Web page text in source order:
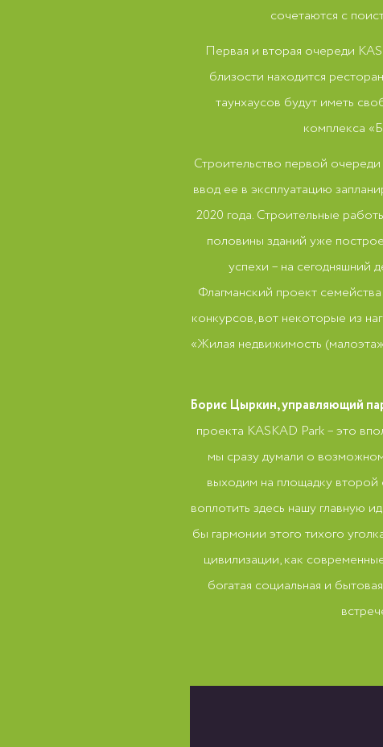
сочетаются с
Первая и вторая очереди
близости находится
таунхаусов будут иметь
комплекса
Строительство первой
ввод ее в эксплуатацию
2020 года. Строительные
половины зданий уже
успехи – на сегодняшний
Флагманский проект
конкурсов, вот некоторые из
«Жилая недвижимость
Борис Цыркин, управляющий
проекта KASKAD Park – это
мы сразу думали о
выходим на площадку второй
воплотить здесь нашу главную
бы гармонии этого тихого
цивилизации, как
богатая социальная и